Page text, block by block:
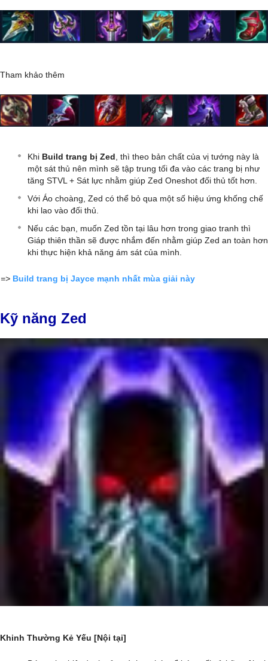
Tham khảo thêm
Khi Build trang bị Zed , thì theo bản chất của vị tướng này là
một sát thủ nên mình sẽ tập trung tối đa vào các trang bị như
tăng STVL + Sát lực nhằm giúp Zed Oneshot đối thủ tốt hơn.
Với Áo choàng, Zed có thể bỏ qua một số hiệu ứng khống chế
khi lao vào đối thủ.
Nếu các bạn, muốn Zed tồn tại lâu hơn trong giao tranh thì
Giáp thiên thần sẽ được nhắm đến nhằm giúp Zed an toàn hơn
khi thực hiện khả năng ám sát của mình.
=> Build trang bị Jayce mạnh nhất mùa giải này
Kỹ năng Zed
Khinh Thường Kẻ Yếu [Nội tại]